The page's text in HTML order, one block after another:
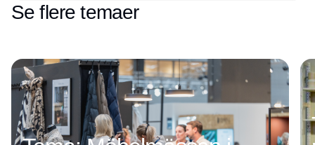
Se flere temaer